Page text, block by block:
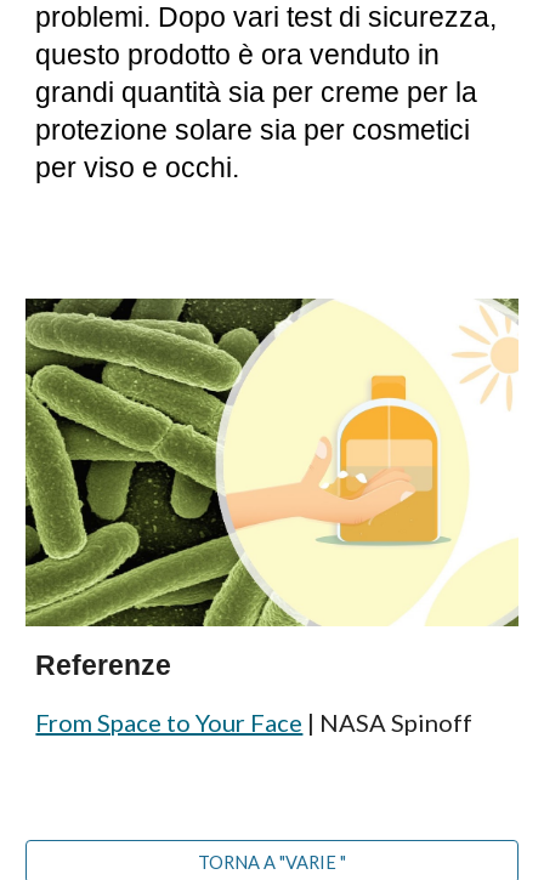
problemi. Dopo vari test di sicurezza,
questo prodotto è ora venduto in
grandi quantità sia per creme per la
protezione solare sia per cosmetici
per viso e occhi.
Referenze
From Space to Your Face | NASA Spinoff
TORNA A "VARIE "